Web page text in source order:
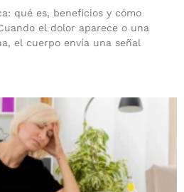
qué es, beneficios y cómo
el dolor aparece o una
el cuerpo envía una señal